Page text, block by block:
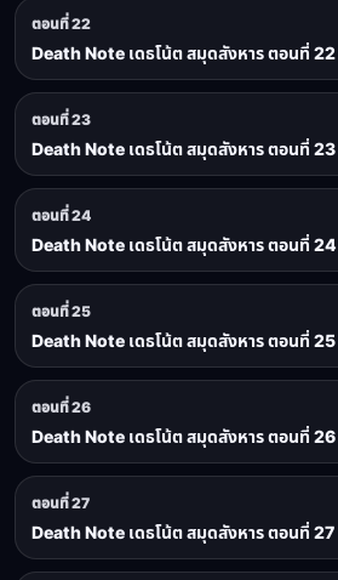
ตอนที่ 22
Death Note เดธโน้ต สมุดสังหาร ตอนที่ 22
ตอนที่ 23
Death Note เดธโน้ต สมุดสังหาร ตอนที่ 23
ตอนที่ 24
Death Note เดธโน้ต สมุดสังหาร ตอนที่ 24
ตอนที่ 25
Death Note เดธโน้ต สมุดสังหาร ตอนที่ 25
ตอนที่ 26
Death Note เดธโน้ต สมุดสังหาร ตอนที่ 26
ตอนที่ 27
Death Note เดธโน้ต สมุดสังหาร ตอนที่ 27